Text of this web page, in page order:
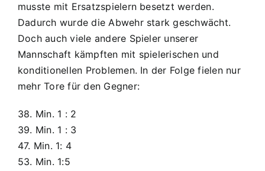
musste mit Ersatzspielern besetzt werden.
Dadurch wurde die Abwehr stark geschwächt.
Doch auch viele andere Spieler unserer
Mannschaft kämpften mit spielerischen und
konditionellen Problemen. In der Folge fielen nur
mehr Tore für den Gegner:
38. Min. 1 : 2
39. Min. 1 : 3
47. Min. 1: 4
53. Min. 1:5